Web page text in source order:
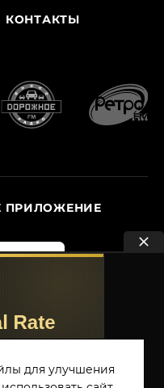
КОНТАКТЫ
ПРИЛОЖЕНИЕ
COOKIE
для улучшения